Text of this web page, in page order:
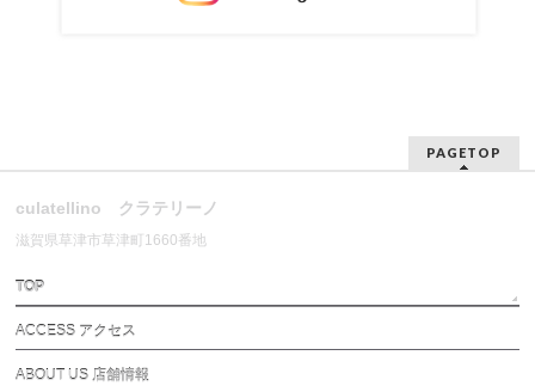
PAGETOP
culatellino クラテリーノ
滋賀県草津市草津町1660番地
TOP
ACCESS アクセス
ABOUT US 店舗情報